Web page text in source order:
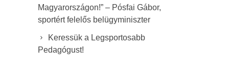
Magyarországon!” – Pósfai Gábor,
sportért felelős belügyminiszter
Keressük a Legsportosabb
Pedagógust!